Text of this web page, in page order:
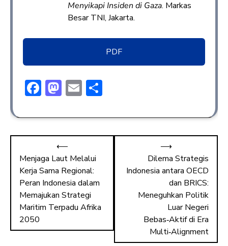
Menyikapi Insiden di Gaza. Markas
Besar TNI, Jakarta.
PDF
F
e
b
o
ok
M
st
o
d
o
n
E
ai
l
ar
e
⟵
Menjaga Laut Melalui
Kerja Sama Regional:
Peran Indonesia dalam
Memajukan Strategi
Maritim Terpadu Afrika
2050
Dilema Strategis
Indonesia antara OECD
dan BRICS:
Meneguhkan Politik
Luar Negeri
Bebas‑Aktif di Era
Multi‑Alignment
⟶